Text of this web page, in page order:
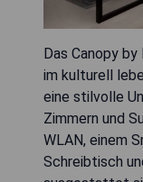
Das Canopy
im kulturell
eine stilvolle
Zimmern und
WLAN, einem
Schreibtisch